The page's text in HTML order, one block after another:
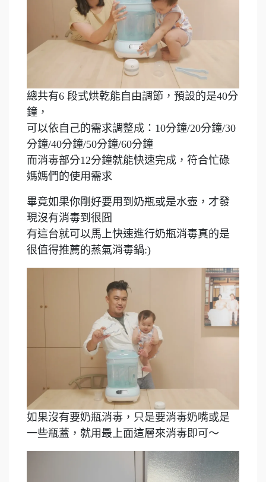
總共有6 段式烘乾能自由調節，預設的是40分
鐘，
可以依自己的需求調整成：10分鐘/20分鐘/30
分鐘/40分鐘/50分鐘/60分鐘
而消毒部分12分鐘就能快速完成，符合忙碌
媽媽們的使用需求
畢竟如果你剛好要用到奶瓶或是水壺，才發
現沒有消毒到很囧
有這台就可以馬上快速進行奶瓶消毒真的是
很值得推薦的蒸氣消毒鍋:)
如果沒有要奶瓶消毒，只是要消毒奶嘴或是
一些瓶蓋，就用最上面這層來消毒即可～